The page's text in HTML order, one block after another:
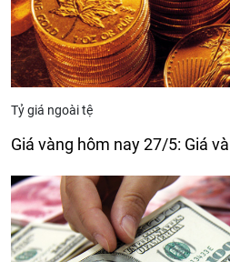
Tỷ giá ngoài tệ
Giá vàng hôm nay 27/5: Giá